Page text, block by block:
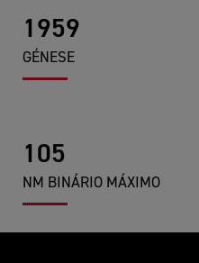
1959
GÉNESE
105
NM BINÁRIO MÁXIMO